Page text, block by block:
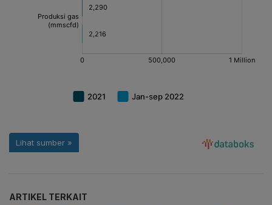
ARTIKEL TERKAIT